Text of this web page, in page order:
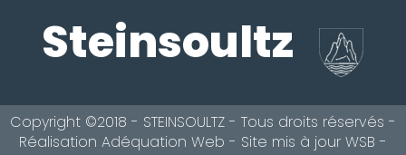
Steinsoultz
Copyright ©2018 - STEINSOULTZ - Tous droits réservés -
Réalisation Adéquation Web - Site mis à jour WSB -